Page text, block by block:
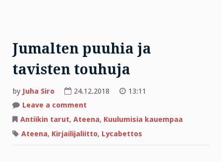
Jumalten puuhia ja
tavisten touhuja
by Juha Siro 24.12.2018
13:11
Leave a comment
puuhia
tavisten
touhuja
Antiikin tarut, Ateena, Kuulumisia kauempaa
Ateena, Kirjailijaliitto, Lycabettos